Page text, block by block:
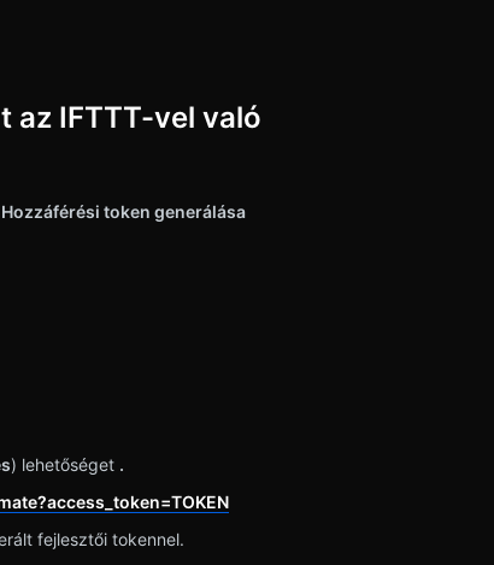
az IFTTT-vel való
token generálása
) lehetőséget .
fejlesztői tokennel.